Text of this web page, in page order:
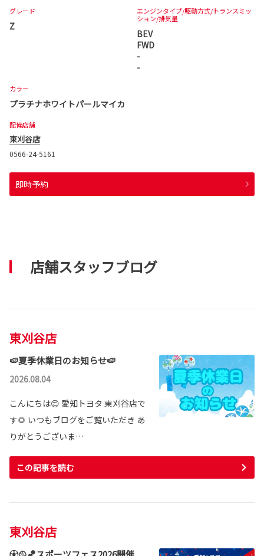
グレード
Z
エンジンタイプ/駆動方式/トランスミッ
ション/排気量
BEV
FWD
-
-
カラー
プラチナホワイトパールマイカ
配備店舗
東刈谷店
0566-24-5161
即時予約
店舗スタッフブログ
東刈谷店
🍉夏季休業日のお知らせ🍉
2026.08.04
こんにちは😊 愛知トヨタ 東刈谷店で
す🌻 いつもブログをご覧いただき あ
りがとうございま…
この記事を読む
東刈谷店